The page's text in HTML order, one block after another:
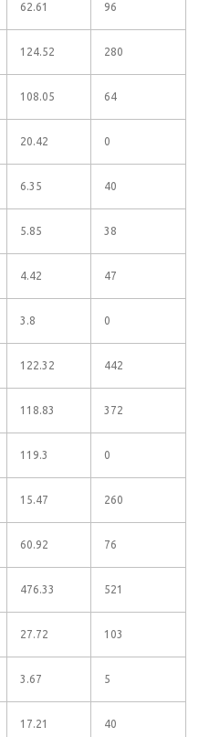
62.61 96
124.52 280
108.05 64
20.42 0
6.35 40
5.85 38
4.42 47
3.8 0
122.32 442
118.83 372
119.3 0
15.47 260
60.92 76
476.33 521
27.72 103
3.67 5
17.21 40